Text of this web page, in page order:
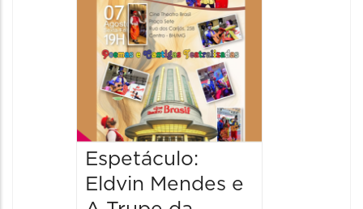
Espetáculo:
Eldvin Mendes e